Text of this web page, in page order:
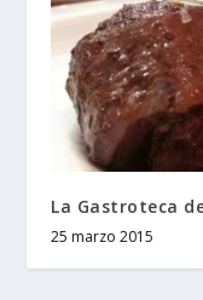
La Gastroteca
25 marzo 2015